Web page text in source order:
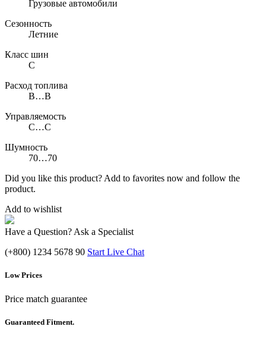
Грузовые автомобили
Сезонность
Летние
Класс шин
C
Расход топлива
B…B
Управляемость
C…C
Шумность
70…70
Did you like this product? Add to favorites now and follow the
product.
Add to wishlist
Have a Question? Ask a Specialist
(+800) 1234 5678 90 Start Live Chat
Low Prices
Price match guarantee
Guaranteed Fitment.